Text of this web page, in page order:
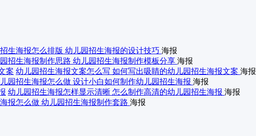
生海报怎么排版 幼儿园招生海报的设计技巧 海报
招生海报制作思路 幼儿园招生海报制作模板分享 海报
幼儿园招生海报文案怎么写 如何写出吸睛的幼儿园招生海报文案 海报
园招生海报怎么做 设计小白如何制作幼儿园招生海报 海报
幼儿园招生海报怎样显示清晰 怎么制作高清的幼儿园招生海报 海报
报怎么做 幼儿园招生海报制作套路 海报